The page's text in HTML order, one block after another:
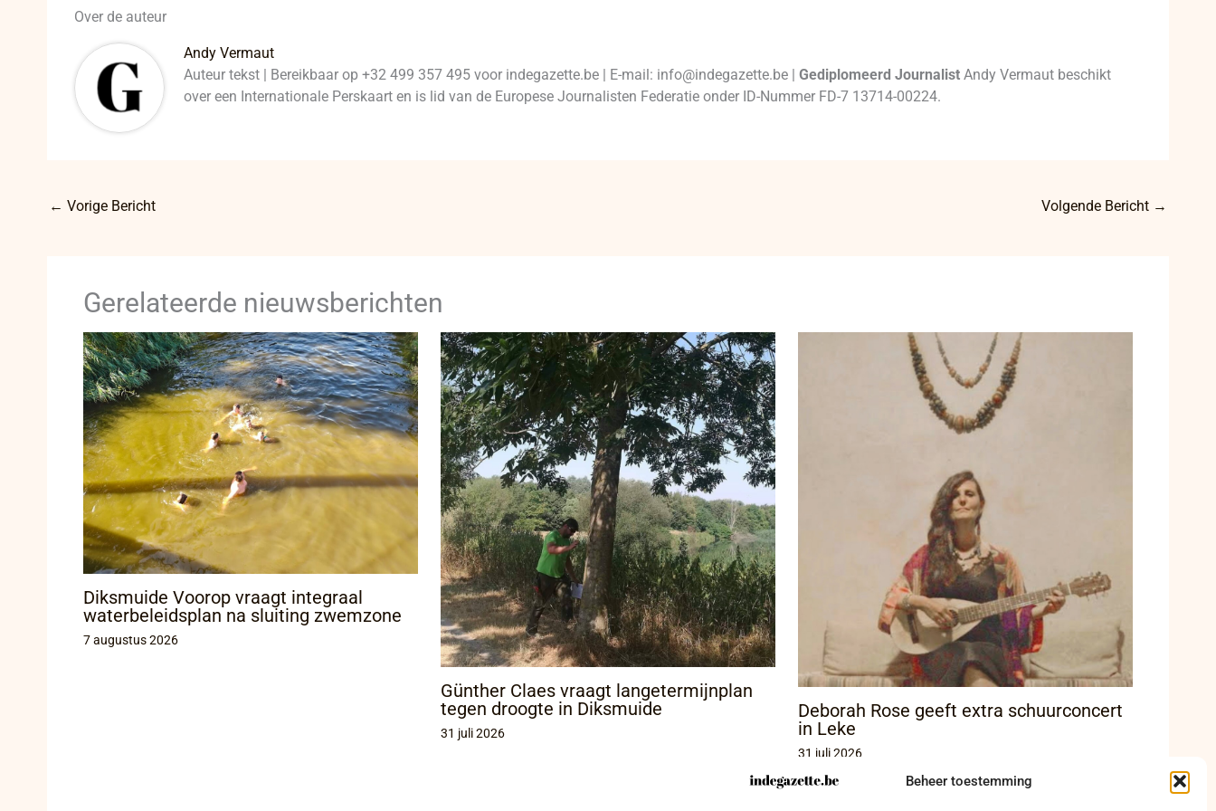
Beheer toestemming
Over de auteur
Andy Vermaut
Auteur tekst | Bereikbaar op +32 499 357 495 voor indegazette.be | E-mail: info@indegazette.be |Gediplomeerd Journalist Andy Vermaut beschikt
over een Internationale Perskaart en is lid van de Europese Journalisten Federatie onder ID-Nummer FD-7 13714-00224.
← Vorige Bericht Volgende Bericht →
Gerelateerde nieuwsberichten
Diksmuide Voorop vraagt integraal
waterbeleidsplan na sluiting zwemzone
7 augustus 2026
Günther Claes vraagt langetermijnplan
tegen droogte in Diksmuide
31 juli 2026
Deborah Rose geeft extra schuurconcert
in Leke
31 juli 2026